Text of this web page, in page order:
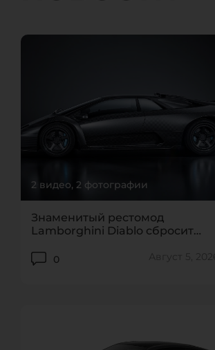
2 видео, 2 фотографии
Знаменитый рестомод
Lamborghini Diablo сбросит
0 Август 5, 2026